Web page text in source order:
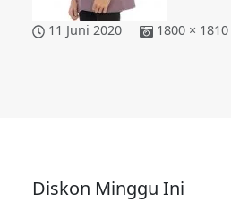
11 Juni 2020 1800 × 1810
Diskon Minggu Ini